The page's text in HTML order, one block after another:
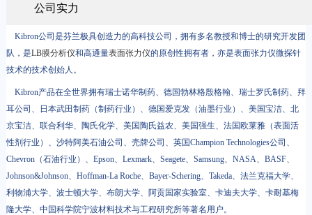
公司实力
Kibron公司是芬兰极具创造力的高科技公司，拥有多名教授和博士的研究开发团
队，是LB膜分析仪和高通量表面张力仪的原创性拥有者，亦是表面张力仪微探针
技术的技术创始人。
Kibron产品在全世界拥有瑞士诺华制药、德国勃林格殷格翰、瑞士罗氏制药、拜
耳公司、日本武田制药（制药行业）、德国爱克发（油墨行业）、美国宝洁、北
京宝洁、联合利华、陶氏化学、美国陶氏益农、美国强生、法国欧莱雅（表面活
性剂行业）、沙特阿美石油公司、壳牌公司、英国Champion Technologies公司、
Chevron（石油行业）、Epson、Lexmark、Seagete、Samsung、NASA、BASF、
Johnson&Johnson、Hoffman-La Roche、Bayer-Schering、Takeda、法兰克福大学、
利物浦大学、波士顿大学、布朗大学、阿贡国家实验室、卡迪夫大学、卡耐基梅
隆大学、中国科学院宁波材料技术与工程研究所等著名用户。